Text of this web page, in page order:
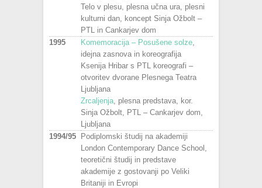
Telo v plesu, plesna učna ura, plesni
kulturni dan, koncept Sinja Ožbolt –
PTL in Cankarjev dom
1995
Komemoracija – Posušene solze
idejna zasnova in koreografija
Ksenija Hribar s PTL koreografi –
otvoritev dvorane Plesnega Teatra
Ljubljana
Zrcaljenja , plesna predstava, kor.
Sinja Ožbolt, PTL – Cankarjev dom,
Ljubljana
1994/95 Podiplomski študij na akademiji
London Contemporary Dance School,
teoretični študij in predstave
akademije z gostovanji po Veliki
Britaniji in Evropi